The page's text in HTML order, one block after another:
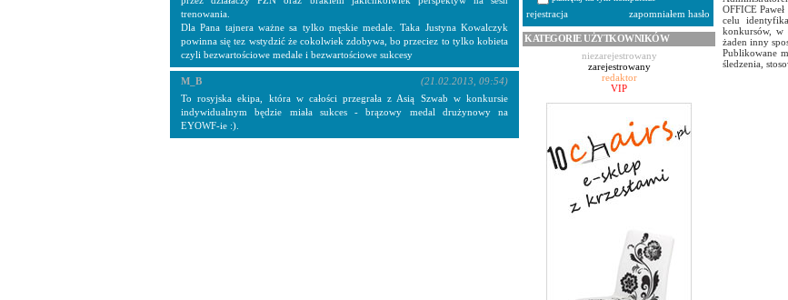
trenowania.
Dla Pana tajnera ważne sa tylko męskie medale. Taka Justyna Kowalczyk
powinna się tez wstydzić że cokolwiek zdobywa, bo przeciez to tylko kobieta
czyli bezwartościowe medale i bezwartościowe sukcesy
M_B
To rosyjska ekipa, która w całości przegrała z Asią Szwab w konkursie
indywidualnym będzie miała sukces - brązowy medal drużynowy na
EYOWF-ie :).
(21.02.2013, 09:54)
rejestracja
zapomniałem hasło
KATEGORIE UŻYTKOWNIKÓW
niezarejestrowany
zarejestrowany
redaktor
VIP
OFFICE
celu
konkursów, w
żaden inny
Publikowane
śledzenia,